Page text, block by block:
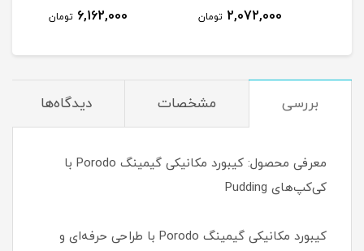
2,072,000 تومان 6,162,000 تومان
بررسی مشخصات دیدگاه‌ها
معرفی محصول: کیبورد مکانیکی گیمینگ Porodo با
کی‌کپ‌های Pudding
کیبورد مکانیکی گیمینگ Porodo با طراحی حرفه‌ای و